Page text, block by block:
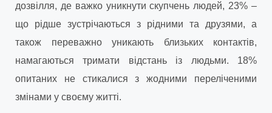
дозвілля, де важко уникнути скупчень людей, 23% –
що рідше зустрічаються з рідними та друзями, а
також переважно уникають близьких контактів,
намагаються тримати відстань із людьми. 18%
опитаних не стикалися з жодними переліченими
змінами у своєму житті.